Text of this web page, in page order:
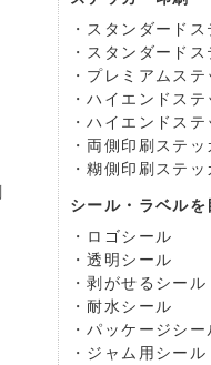
スタンダード
スタンダード
プレミアムステ
ハイエンドステ
ハイエンドス
両側印刷ステッ
糊側印刷ステッ
シール・ラベル
ロゴシール
透明シール
剥がせるシール
耐水シール
パッケージシー
ジャム用シール